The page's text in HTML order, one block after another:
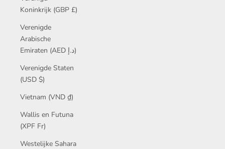
Koninkrijk (GBP £)
Verenigde
Arabische
Emiraten (AED د.إ)
Verenigde Staten
(USD $)
Vietnam (VND ₫)
Wallis en Futuna
(XPF Fr)
Westelijke Sahara